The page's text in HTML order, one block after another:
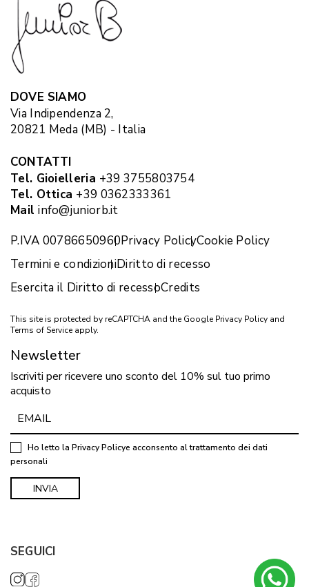
DOVE SIAMO
Via Indipendenza 2,
20821 Meda (MB) - Italia
CONTATTI
Tel. Gioielleria +39 3755803754
Tel. Ottica +39 0362333361
Mail info@juniorb.it
P.IVA 00786650960Privacy PolicyCookie Policy
Termini e condizioniDiritto di recesso
Esercita il Diritto di recessoCredits
This site is protected by reCAPTCHA and the Google Privacy Policy and
Terms of Service apply.
Newsletter
Iscriviti per ricevere uno sconto del 10% sul tuo primo
acquisto
Ho letto la Privacy Policye acconsento al trattamento dei dati
personali
SEGUICI